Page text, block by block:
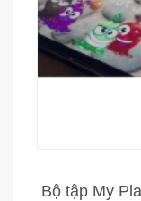
Bộ tập My